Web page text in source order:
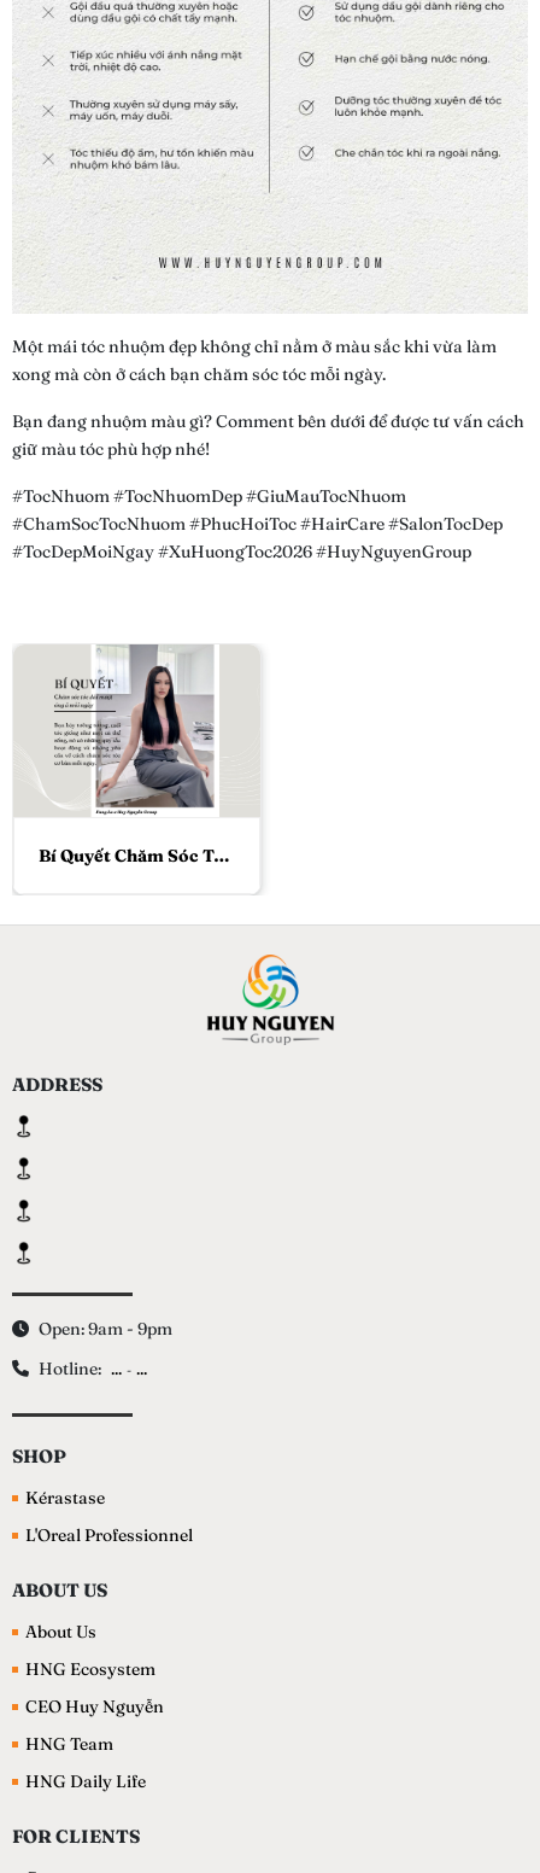
Một mái tóc nhuộm đẹp không chỉ nằm ở màu sắc khi vừa làm
xong mà còn ở cách bạn chăm sóc tóc mỗi ngày.
Bạn đang nhuộm màu gì? Comment bên dưới để được tư vấn cách
giữ màu tóc phù hợp nhé!
#TocNhuom #TocNhuomDep #GiuMauTocNhuom
#ChamSocTocNhuom #PhucHoiToc #HairCare #SalonTocDep
#TocDepMoiNgay #XuHuongToc2026 #HuyNguyenGroup
Bí Quyết Chăm Sóc Tóc Dài Mượt, Óng Ả Mỗi Ngày
ADDRESS
Open: 9am - 9pm
Hotline: ... - ...
SHOP
Kérastase
L'Oreal Professionnel
ABOUT US
About Us
HNG Ecosystem
CEO Huy Nguyễn
HNG Team
HNG Daily Life
FOR CLIENTS